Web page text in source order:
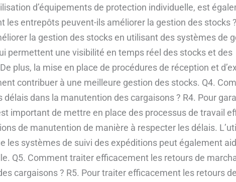
d’équipements de protection individuelle, est
les entrepôts peuvent-ils améliorer la gestion des stocks
la gestion des stocks en utilisant des systèmes de
permettent une visibilité en temps réel des stocks et des
plus, la mise en place de procédures de réception et
contribuer à une meilleure gestion des stocks. Q4.
délais dans la manutention des cargaisons ? R4. Pour
important de mettre en place des processus de travail
de manutention de manière à respecter les délais.
les systèmes de suivi des expéditions peut également
Q5. Comment traiter efficacement les retours de
cargaisons ? R5. Pour traiter efficacement les retours de